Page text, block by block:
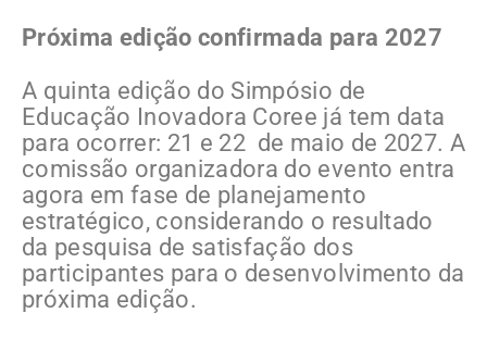
Próxima edição confirmada para 2027
A quinta edição do Simpósio de
Educação Inovadora Coree já tem data
para ocorrer: 21 e 22 de maio de 2027. A
comissão organizadora do evento entra
agora em fase de planejamento
estratégico, considerando o resultado
da pesquisa de satisfação dos
participantes para o desenvolvimento da
próxima edição.